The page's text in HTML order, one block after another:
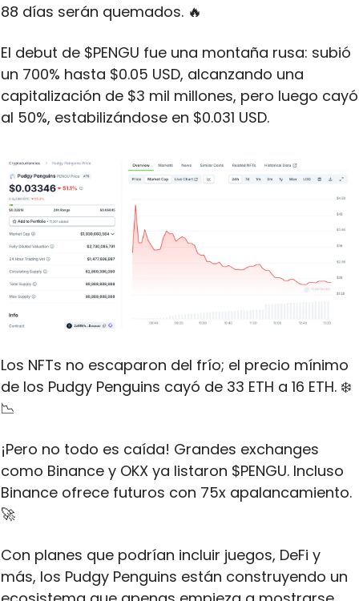
88 días serán quemados. 🔥
El debut de $PENGU fue una montaña rusa: subió
un 700% hasta $0.05 USD, alcanzando una
capitalización de $3 mil millones, pero luego cayó
al 50%, estabilizándose en $0.031 USD.
Los NFTs no escaparon del frío; el precio mínimo
de los Pudgy Penguins cayó de 33 ETH a 16 ETH. ❄️
📉
¡Pero no todo es caída! Grandes exchanges
como Binance y OKX ya listaron $PENGU. Incluso
Binance ofrece futuros con 75x apalancamiento.
🚀
Con planes que podrían incluir juegos, DeFi y
más, los Pudgy Penguins están construyendo un